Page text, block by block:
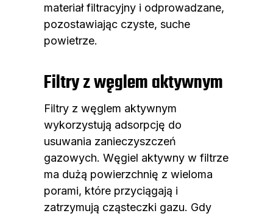
materiał filtracyjny i odprowadzane,
pozostawiając czyste, suche
powietrze.
Filtry z węglem aktywnym
Filtry z węglem aktywnym
wykorzystują adsorpcję do
usuwania zanieczyszczeń
gazowych. Węgiel aktywny w filtrze
ma dużą powierzchnię z wieloma
porami, które przyciągają i
zatrzymują cząsteczki gazu. Gdy